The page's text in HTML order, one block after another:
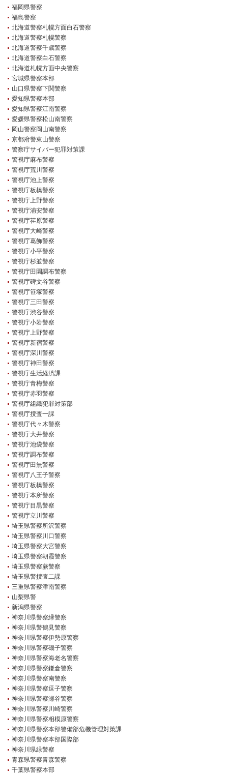
福岡県警察
福島警察
北海道警察札幌方面白石警察
北海道警察札幌警察
北海道警察千歳警察
北海道警察白石警察
北海道札幌方面中央警察
宮城県警察本部
山口県警察下関警察
愛知県警察本部
愛知県警察江南警察
愛媛県警察松山南警察
岡山警察岡山南警察
京都府警東山警察
警察庁サイバー犯罪対策課
警視庁麻布警察
警視庁荒川警察
警視庁池上警察
警視庁板橋警察
警視庁上野警察
警視庁浦安警察
警視庁荏原警察
警視庁大崎警察
警視庁葛飾警察
警視庁小平警察
警視庁杉並警察
警視庁田園調布警察
警視庁碑文谷警察
警視庁笹塚警察
警視庁三田警察
警視庁渋谷警察
警視庁小岩警察
警視庁上野警察
警視庁新宿警察
警視庁深川警察
警視庁神田警察
警視庁生活経済課
警視庁青梅警察
警視庁赤羽警察
警視庁組織犯罪対策部
警視庁捜査一課
警視庁代々木警察
警視庁大井警察
警視庁池袋警察
警視庁調布警察
警視庁田無警察
警視庁八王子警察
警視庁板橋警察
警視庁本所警察
警視庁目黒警察
警視庁立川警察
埼玉県警察所沢警察
埼玉県警察川口警察
埼玉県警察大宮警察
埼玉県警察朝霞警察
埼玉県警察蕨警察
埼玉県警捜査二課
三重県警察津南警察
山梨県警
新潟県警察
神奈川県警察緑警察
神奈川県警鶴見警察
神奈川県警察伊勢原警察
神奈川県警察磯子警察
神奈川県警察海老名警察
神奈川県警察鎌倉警察
神奈川県警察南警察
神奈川県警察逗子警察
神奈川県警察瀬谷警察
神奈川県警察川崎警察
神奈川県警察相模原警察
神奈川県警察本部警備部危機管理対策課
神奈川県警察本部国際部
神奈川県緑警察
青森県警察青森警察
千葉県警察本部